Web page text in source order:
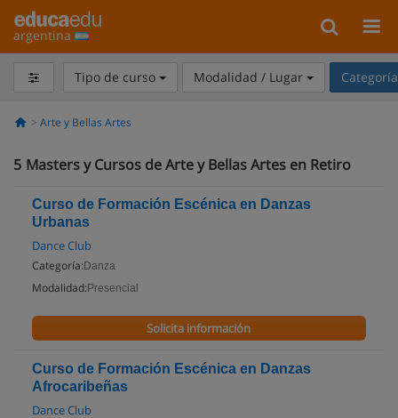
argentina
Tipo de curso Modalidad / Lugar
Arte y Bellas Artes
5 Masters y Cursos de Arte y Bellas Artes en Retiro
Curso de Formación Escénica en Danzas
Urbanas
Dance Club
Categoría: Danza
Modalidad: Presencial
Solicita información
Curso de Formación Escénica en Danzas
Afrocaribeñas
Dance Club